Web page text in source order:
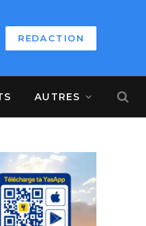
REDACTION
AUTRES